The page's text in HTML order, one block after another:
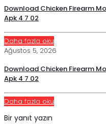
Download Chicken Firearm
Apk 4 7 02
Daha fazla oku
Ağustos 5, 2026
Download Chicken Firearm
Apk 4 7 02
Daha fazla oku
Bir yanıt yazın